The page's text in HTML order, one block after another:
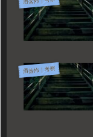
洒落怖｜考察